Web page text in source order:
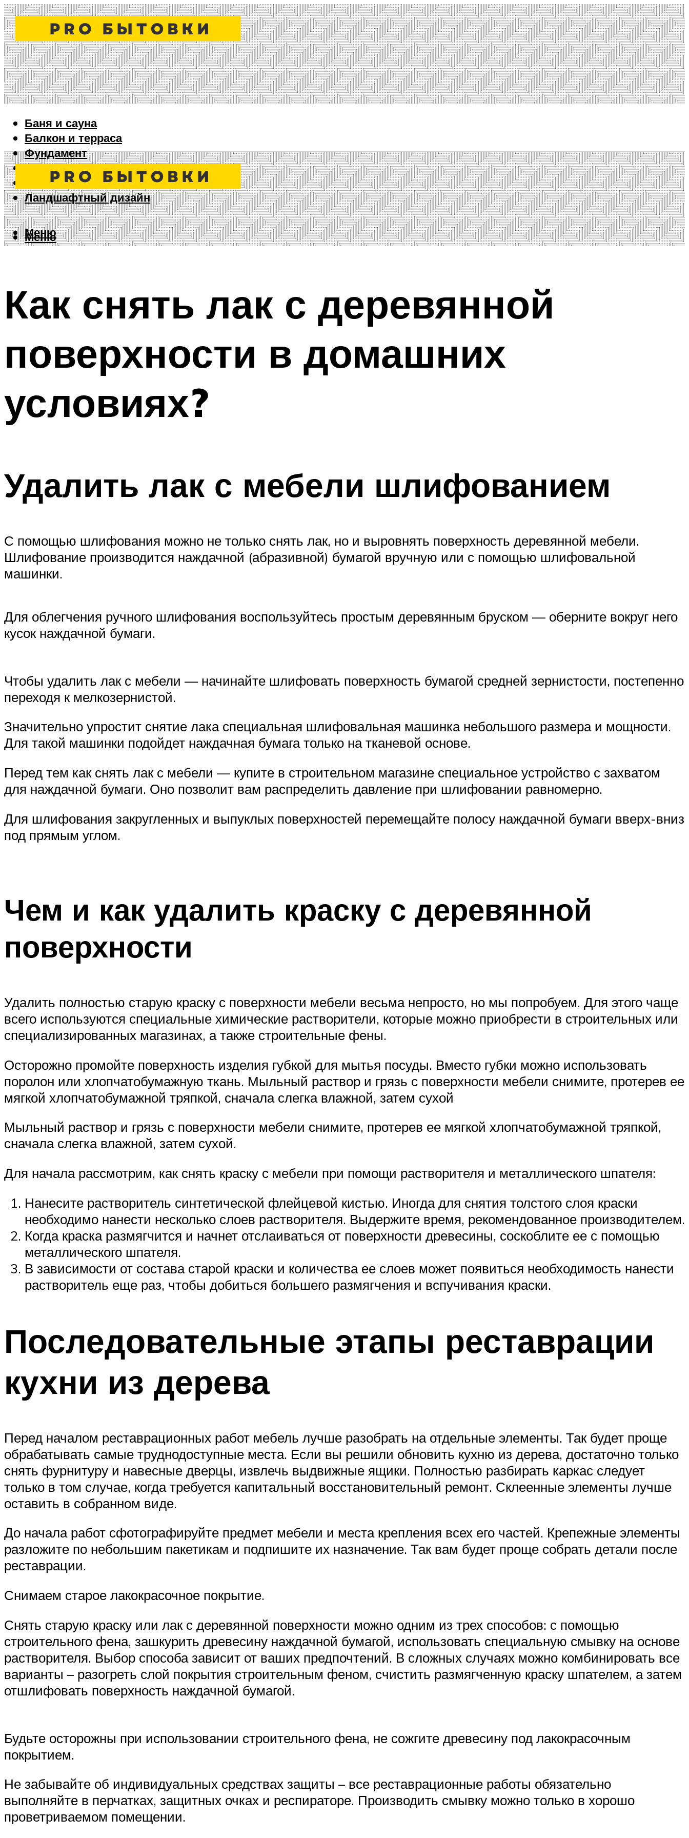
Баня и сауна
Балкон и терраса
Фундамент
Ворота и забор
Дизайн интерьера
Ландшафтный дизайн
Меню
Меню
Как снять лак с деревянной
поверхности в домашних
условиях?
Удалить лак с мебели шлифованием
С помощью шлифования можно не только снять лак, но и выровнять поверхность деревянной мебели.
Шлифование производится наждачной (абразивной) бумагой вручную или с помощью шлифовальной
машинки.
Для облегчения ручного шлифования воспользуйтесь простым деревянным бруском — оберните вокруг него
кусок наждачной бумаги.
Чтобы удалить лак с мебели — начинайте шлифовать поверхность бумагой средней зернистости, постепенно
переходя к мелкозернистой.
Значительно упростит снятие лака специальная шлифовальная машинка небольшого размера и мощности.
Для такой машинки подойдет наждачная бумага только на тканевой основе.
Перед тем как снять лак с мебели — купите в строительном магазине специальное устройство с захватом
для наждачной бумаги. Оно позволит вам распределить давление при шлифовании равномерно.
Для шлифования закругленных и выпуклых поверхностей перемещайте полосу наждачной бумаги вверх-вниз
под прямым углом.
Чем и как удалить краску с деревянной
поверхности
Удалить полностью старую краску с поверхности мебели весьма непросто, но мы попробуем. Для этого чаще
всего используются специальные химические растворители, которые можно приобрести в строительных или
специализированных магазинах, а также строительные фены.
Осторожно промойте поверхность изделия губкой для мытья посуды. Вместо губки можно использовать
поролон или хлопчатобумажную ткань. Мыльный раствор и грязь с поверхности мебели снимите, протерев ее
мягкой хлопчатобумажной тряпкой, сначала слегка влажной, затем сухой
Мыльный раствор и грязь с поверхности мебели снимите, протерев ее мягкой хлопчатобумажной тряпкой,
сначала слегка влажной, затем сухой.
Для начала рассмотрим, как снять краску с мебели при помощи растворителя и металлического шпателя:
Нанесите растворитель синтетической флейцевой кистью. Иногда для снятия толстого слоя краски
необходимо нанести несколько слоев растворителя. Выдержите время, рекомендованное производителем.
Когда краска размягчится и начнет отслаиваться от поверхности древесины, соскоблите ее с помощью
металлического шпателя.
В зависимости от состава старой краски и количества ее слоев может появиться необходимость нанести
растворитель еще раз, чтобы добиться большего размягчения и вспучивания краски.
Последовательные этапы реставрации
кухни из дерева
Перед началом реставрационных работ мебель лучше разобрать на отдельные элементы. Так будет проще
обрабатывать самые труднодоступные места. Если вы решили обновить кухню из дерева, достаточно только
снять фурнитуру и навесные дверцы, извлечь выдвижные ящики. Полностью разбирать каркас следует
только в том случае, когда требуется капитальный восстановительный ремонт. Склеенные элементы лучше
оставить в собранном виде.
До начала работ сфотографируйте предмет мебели и места крепления всех его частей. Крепежные элементы
разложите по небольшим пакетикам и подпишите их назначение. Так вам будет проще собрать детали после
реставрации.
Снимаем старое лакокрасочное покрытие.
Снять старую краску или лак с деревянной поверхности можно одним из трех способов: с помощью
строительного фена, зашкурить древесину наждачной бумагой, использовать специальную смывку на основе
растворителя. Выбор способа зависит от ваших предпочтений. В сложных случаях можно комбинировать все
варианты – разогреть слой покрытия строительным феном, счистить размягченную краску шпателем, а затем
отшлифовать поверхность наждачной бумагой.
Будьте осторожны при использовании строительного фена, не сожгите древесину под лакокрасочным
покрытием.
Не забывайте об индивидуальных средствах защиты – все реставрационные работы обязательно
выполняйте в перчатках, защитных очках и респираторе. Производить смывку можно только в хорошо
проветриваемом помещении.